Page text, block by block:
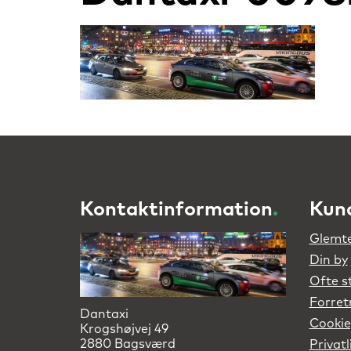
Kontaktinformation.
Dantaxi
Krogshøjvej 49
2880 Bagsværd
Din by
Ofte